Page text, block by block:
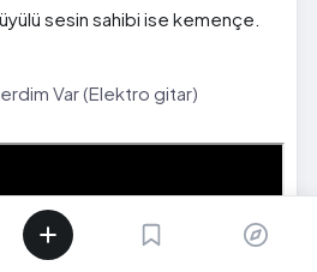
sesin sahibi ise kemençe.
Var (Elektro gitar)